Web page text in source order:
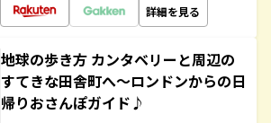
詳細を見る
地球の歩き方 カンタベリーと周辺の
すてきな田舎町へ～ロンドンからの日
帰りおさんぽガイド♪